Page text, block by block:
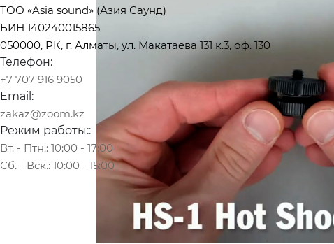
ТОО «Asia sound» (Азия Саунд)
БИН 140240015865
050000, РК, г. Алматы, ул. Макатаева 131 к.3, оф. 130
Телефон:
+7 707 916 9050
Email:
zakaz@zoom.kz
Режим работы::
Вт. - Птн.: 10:00 - 17:00
Сб. - Вск.: 10:00 - 15:00